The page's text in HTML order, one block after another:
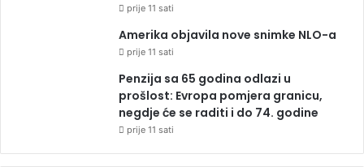
prije 11 sati
Amerika objavila nove snimke NLO-a
prije 11 sati
Penzija sa 65 godina odlazi u
prošlost: Evropa pomjera granicu,
negdje će se raditi i do 74. godine
prije 11 sati